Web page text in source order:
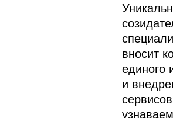
вносит
единого
и